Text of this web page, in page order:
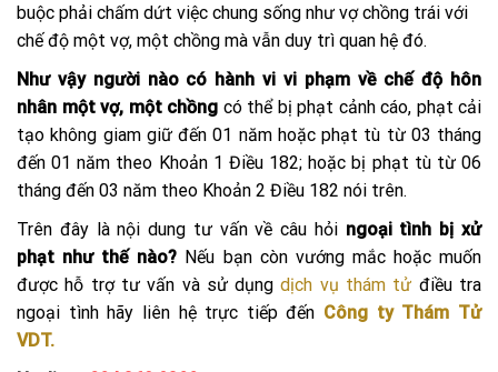
buộc phải chấm dứt việc chung sống như vợ chồng trái với
chế độ một vợ, một chồng mà vẫn duy trì quan hệ đó.
Như vậy người nào có hành vi vi phạm về chế độ hôn
nhân một vợ, một chồng có thể bị phạt cảnh cáo, phạt cải
tạo không giam giữ đến 01 năm hoặc phạt tù từ 03 tháng
đến 01 năm theo Khoản 1 Điều 182; hoặc bị phạt tù từ 06
tháng đến 03 năm theo Khoản 2 Điều 182 nói trên.
Trên đây là nội dung tư vấn về câu hỏi ngoại tình bị xử
phạt như thế nào? Nếu bạn còn vướng mắc hoặc muốn
được hỗ trợ tư vấn và sử dụngdịch vụ thám tử điều tra
ngoại tình hãy liên hệ trực tiếp đến Công ty Thám Tử
VDT.